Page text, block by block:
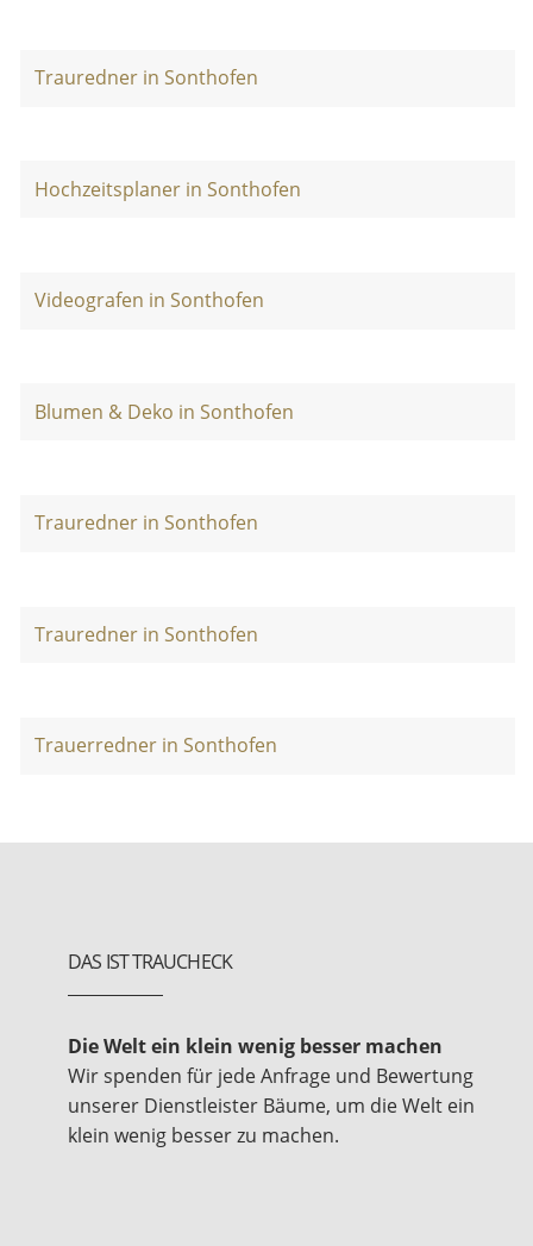
Trauredner in Sonthofen
Hochzeitsplaner in Sonthofen
Videografen in Sonthofen
Blumen & Deko in Sonthofen
Trauredner in Sonthofen
Trauredner in Sonthofen
Trauerredner in Sonthofen
DAS IST TRAUCHECK
Die Welt ein klein wenig besser machen
Wir spenden für jede Anfrage und Bewertung
unserer Dienstleister Bäume, um die Welt ein
klein wenig besser zu machen.